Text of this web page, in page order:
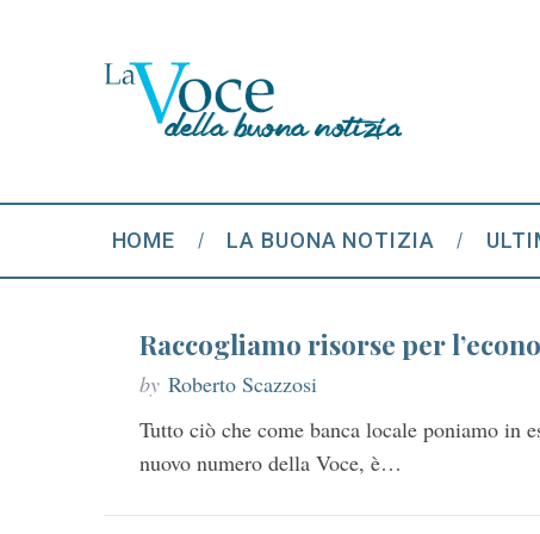
HOME LA BUONA NOTIZIA
Raccogliamo risorse per
by Roberto Scazzosi
Tutto ciò che come banca locale poniamo in
nuovo numero della Voce, è…